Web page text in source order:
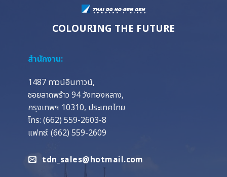
COLOURING THE FUTURE
สำนักงาน:
1487 ทาวน์อินทาวน์,
ซอยลาดพร้าว 94 วังทองหลาง,
กรุงเทพฯ 10310, ประเทศไทย
โทร: (662) 559-2603-8
แฟกซ์: (662) 559-2609
tdn_sales@hotmail.com